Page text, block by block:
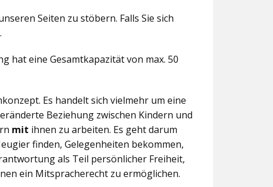
Seiten zu stöbern. Falls Sie sich
hat eine Gesamtkapazität von max. 50
Es handelt sich vielmehr um eine
Beziehung zwischen Kindern und
mit ihnen zu arbeiten. Es geht darum
finden, Gelegenheiten bekommen,
als Teil persönlicher Freiheit,
ein Mitspracherecht zu ermöglichen.